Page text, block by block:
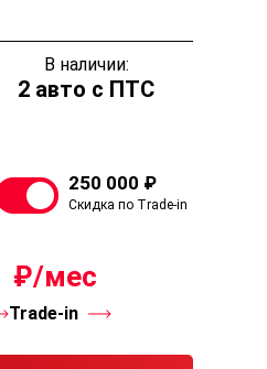
В наличии:
2 авто с ПТС
250 000 ₽
Скидка по Trade-in
Trade-in